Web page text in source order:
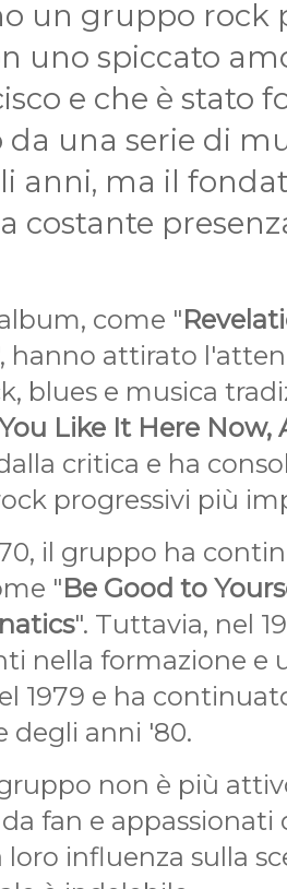
un gruppo rock
uno spiccato
e che è stato
da una serie di
anni, ma il
costante
come "
hanno attirato
blues e musica
Like It Here Now,
critica e ha
progressivi più
il gruppo ha
"Be Good to
". Tuttavia, nel
nella formazione e
1979 e ha
degli anni '80.
non è più
fan e
loro influenza sulla